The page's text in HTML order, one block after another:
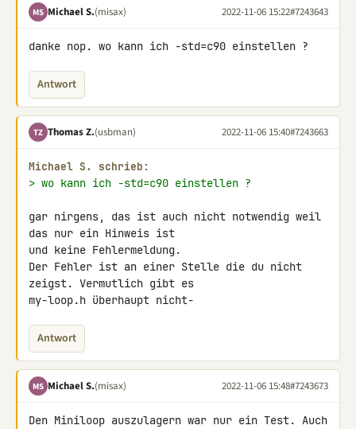
MS Michael S.(misax) 2022-11-06 15:22#7243643
danke nop. wo kann ich -std=c90 einstellen ?
Antwort
TZ Thomas Z.(usbman) 2022-11-06 15:40#7243663
Michael S. schrieb:
> wo kann ich -std=c90 einstellen ?
gar nirgens, das ist auch nicht notwendig weil
das nur ein Hinweis ist
und keine Fehlermeldung.
Der Fehler ist an einer Stelle die du nicht
zeigst. Vermutlich gibt es
my-loop.h überhaupt nicht-
Antwort
MS Michael S.(misax) 2022-11-06 15:48#7243673
Den Miniloop auszulagern war nur ein Test. Auch